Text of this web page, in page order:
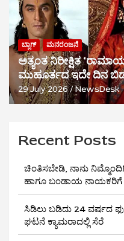
ಬ್ಲಾಗ್ ಮನರಂಜನೆ
ಅತ್ಯಂತ ನಿರೀಕ್ಷಿತ
ಮುಹೂರ್ತದ ಇದೇ ದಿನ
29 July 2026 NewsDesk
Recent Posts
ಚಿಂತಿಸಬೇಡಿ, ನಾನು
ಹಾಗೂ ಬಂಡಾಯ
ಸಿಡಿಲು ಬಡಿದು 24 ವರ್ಷದ
ಘಟನೆ ಕ್ಯಾಮರಾದಲ್ಲಿ ಸೆರೆ